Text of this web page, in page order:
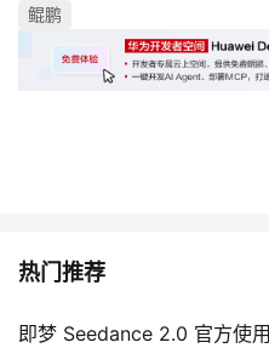
鲲鹏
热门推荐
即梦 Seedance 2.0 官方使